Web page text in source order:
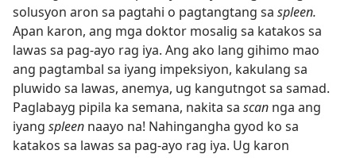
solusyon aron sa pagtahi o pagtangtang sa spleen.
Apan karon, ang mga doktor mosalig sa katakos sa
lawas sa pag-ayo rag iya. Ang ako lang gihimo mao
ang pagtambal sa iyang impeksiyon, kakulang sa
pluwido sa lawas, anemya, ug kangutngot sa samad.
Paglabayg pipila ka semana, nakita sa scan nga ang
iyang spleen naayo na! Nahingangha gyod ko sa
katakos sa lawas sa pag-ayo rag iya. Ug karon